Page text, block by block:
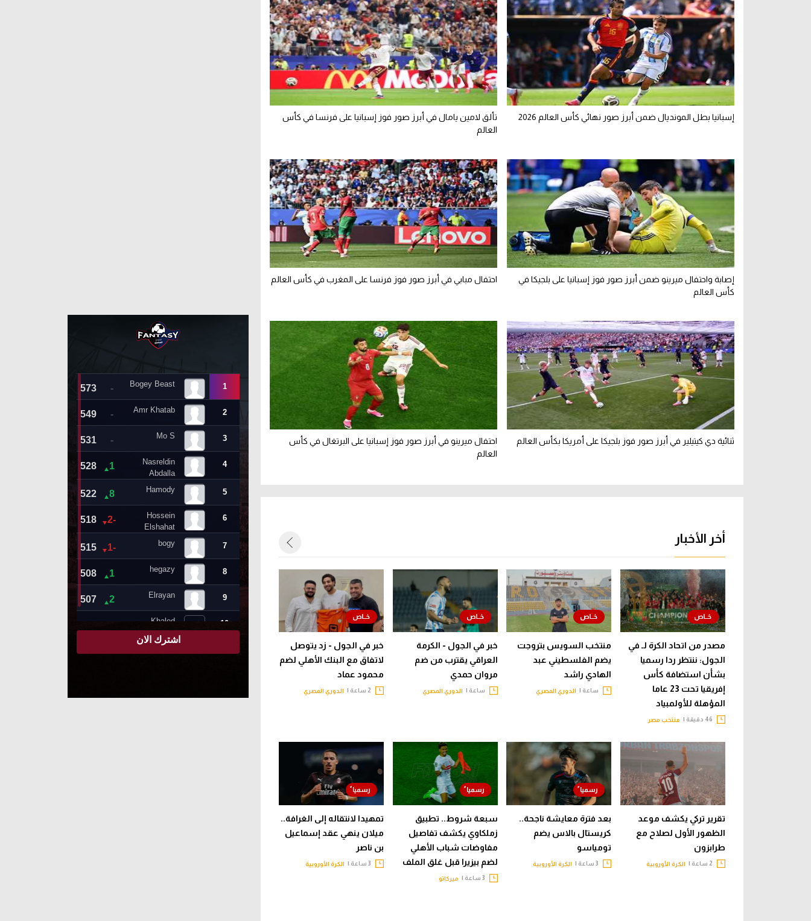
إسبانيا بطل المونديال ضمن أبرز صور نهائي كأس العالم 2026
تألق لامين يامال في أبرز صور فوز إسبانيا على فرنسا في كأس
العالم
إصابة واحتفال ميرينو ضمن أبرز صور فوز إسبانيا على بلجيكا في
كأس العالم
احتفال مبابي في أبرز صور فوز فرنسا على المغرب في كأس العالم
ثنائية دي كيتيلير في أبرز صور فوز بلجيكا على أمريكا بكأس العالم
احتفال ميرينو في أبرز صور فوز إسبانيا على البرتغال في كأس
العالم
أخر الأخبار
مصدر من اتحاد الكرة لـ في
الجول: ننتظر ردا رسميا
بشأن استضافة كأس
إفريقيا تحت 23 عاما
المؤهلة للأولمبياد
منتخب مصر
منتخب السويس بتروجت
يضم الفلسطيني عبد
الهادي راشد
ساعة | الدوري المصري
خبر في الجول - الكرمة
العراقي يقترب من ضم
مروان حمدي
ساعة | الدوري المصري
خبر في الجول - زد يتوصل
لاتفاق مع البنك الأهلي لضم
محمود عماد
الدوري المصري
تقرير تركي يكشف موعد
الظهور الأول لصلاح مع
طرابزون
الكرة الأوروبية
بعد فترة معايشة ناجحة..
كريستال بالاس يضم
تومياسو
الكرة الأوروبية
سبعة شروط.. تطبيق
زملكاوي يكشف تفاصيل
مفاوضات شباب الأهلي
لضم بيزيرا قبل غلق الملف
ميركاتو
تمهيدا لانتقاله إلى الغرافة..
ميلان ينهي عقد إسماعيل
بن ناصر
الكرة الأوروبية